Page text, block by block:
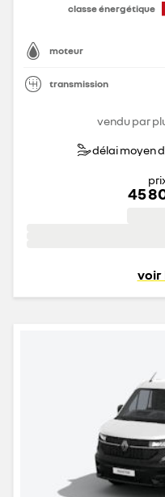
classe énergétique
moteur
transmission
vendu par
délai moyen
45
voir